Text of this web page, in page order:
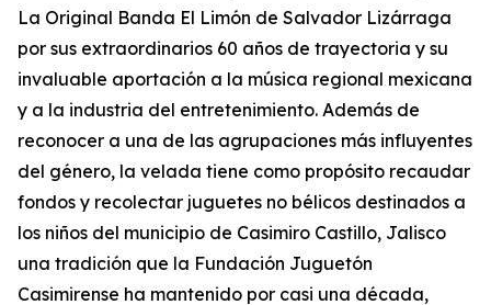
La Original Banda El Limón de Salvador Lizárraga
por sus extraordinarios 60 años de trayectoria y su
invaluable aportación a la música regional mexicana
y a la industria del entretenimiento. Además de
reconocer a una de las agrupaciones más influyentes
del género, la velada tiene como propósito recaudar
fondos y recolectar juguetes no bélicos destinados a
los niños del municipio de Casimiro Castillo, Jalisco
una tradición que la Fundación Juguetón
Casimirense ha mantenido por casi una década,